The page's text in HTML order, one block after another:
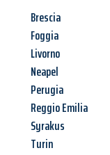
Brescia
Foggia
Livorno
Neapel
Perugia
Reggio Emilia
Syrakus
Turin